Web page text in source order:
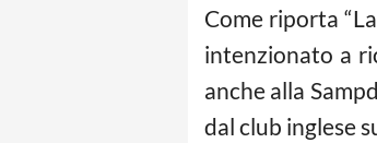
Come riporta
intenzionato a
anche alla
dal club inglese